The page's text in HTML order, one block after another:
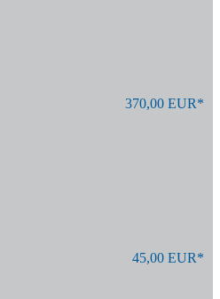
370,00 EUR*
45,00 EUR*